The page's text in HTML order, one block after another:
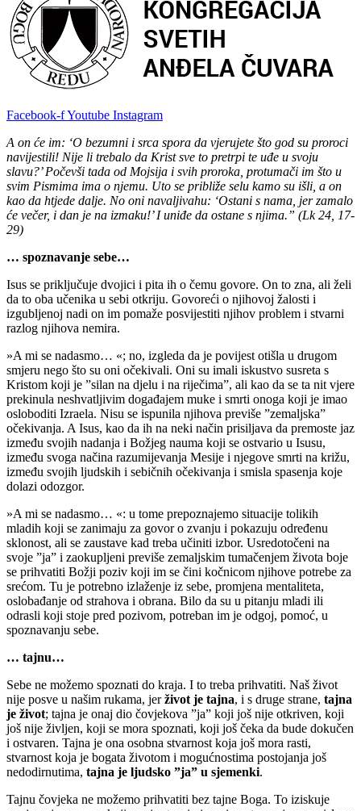
Facebook-fYoutube Instagram
A on će im: ‘O bezumni i srca spora da vjerujete što god su proroci
navijestili! Nije li trebalo da Krist sve to pretrpi te uđe u svoju
slavu?’ Počevši tada od Mojsija i svih proroka, protumači im što u
svim Pismima ima o njemu. Uto se približe selu kamo su išli, a on
kao da htjede dalje. No oni navaljivahu: ‘Ostani s nama, jer zamalo
će večer, i dan je na izmaku!’ I uniđe da ostane s njima.” (Lk 24, 17-
29)
… spoznavanje sebe…
Isus se priključuje dvojici i pita ih o čemu govore. On to zna, ali želi
da to oba učenika u sebi otkriju. Govoreći o njihovoj žalosti i
izgubljenoj nadi on im pomaže posvijestiti njihov problem i stvarni
razlog njihova nemira.
»A mi se nadasmo… «; no, izgleda da je povijest otišla u drugom
smjeru nego što su oni očekivali. Oni su imali iskustvo susreta s
Kristom koji je ”silan na djelu i na riječima”, ali kao da se ta nit vjere
prekinula neshvatljivim događajem muke i smrti onoga koji je imao
osloboditi Izraela. Nisu se ispunila njihova previše ”zemaljska”
očekivanja. A Isus, kao da ih na neki način prisiljava da premoste jaz
između svojih nadanja i Božjeg nauma koji se ostvario u Isusu,
između svoga načina razumijevanja Mesije i njegove smrti na križu,
između svojih ljudskih i sebičnih očekivanja i smisla spasenja koje
dolazi odozgor.
»A mi se nadasmo… «: u tome prepoznajemo situacije tolikih
mladih koji se zanimaju za govor o zvanju i pokazuju određenu
sklonost, ali se zaustave kad treba učiniti izbor. Usredotočeni na
svoje ”ja” i zaokupljeni previše zemaljskim tumačenjem života boje
se prihvatiti Božji poziv koji im se čini kočnicom njihove potrebe za
srećom. Tu je potrebno izlaženje iz sebe, promjena mentaliteta,
oslobađanje od strahova i obrana. Bilo da su u pitanju mladi ili
odrasli koji stoje pred pozivom, potreban im je odgoj, pomoć, u
spoznavanju sebe.
… tajnu…
Sebe ne možemo spoznati do kraja. I to treba prihvatiti. Naš život
nije posve u našim rukama, jerživot je tajna, i s druge strane, tajna
je život; tajna je onaj dio čovjekova ”ja” koji još nije otkriven, koji
još nije življen, koji se mora spoznati, koji još čeka da bude dokučen
i ostvaren. Tajna je ona osobna stvarnost koja još mora rasti,
stvarnost koja je bogata životom i mogućnostima postojanja još
nedodirnutima, tajna je ljudsko ”ja” u sjemenki.
Tajnu čovjeka ne možemo prihvatiti bez tajne Boga. To iziskuje